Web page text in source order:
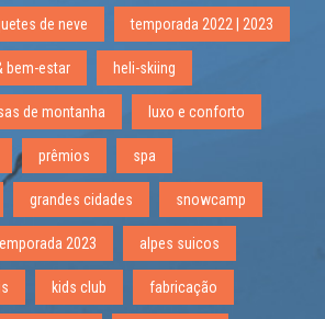
de neve temporada 2022 | 2023
bem-estar heli-skiing
de montanha luxo e conforto
prêmios spa
grandes cidades snowcamp
2023 alpes suicos
kids club fabricação